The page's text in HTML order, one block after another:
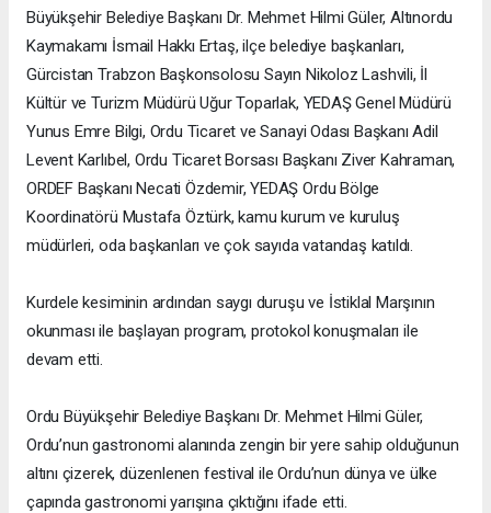
Büyükşehir Belediye Başkanı Dr. Mehmet Hilmi Güler, Altınordu
Kaymakamı İsmail Hakkı Ertaş, ilçe belediye başkanları,
Gürcistan Trabzon Başkonsolosu Sayın Nikoloz Lashvili, İl
Kültür ve Turizm Müdürü Uğur Toparlak, YEDAŞ Genel Müdürü
Yunus Emre Bilgi, Ordu Ticaret ve Sanayi Odası Başkanı Adil
Levent Karlıbel, Ordu Ticaret Borsası Başkanı Ziver Kahraman,
ORDEF Başkanı Necati Özdemir, YEDAŞ Ordu Bölge
Koordinatörü Mustafa Öztürk, kamu kurum ve kuruluş
müdürleri, oda başkanları ve çok sayıda vatandaş katıldı.
Kurdele kesiminin ardından saygı duruşu ve İstiklal Marşının
okunması ile başlayan program, protokol konuşmaları ile
devam etti.
Ordu Büyükşehir Belediye Başkanı Dr. Mehmet Hilmi Güler,
Ordu’nun gastronomi alanında zengin bir yere sahip olduğunun
altını çizerek, düzenlenen festival ile Ordu’nun dünya ve ülke
çapında gastronomi yarışına çıktığını ifade etti.